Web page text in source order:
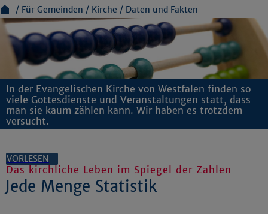
Für Gemeinden Kirche Daten und Fakten
In der Evangelischen Kirche von Westfalen finden so
viele Gottesdienste und Veranstaltungen statt, dass
man sie kaum zählen kann. Wir haben es trotzdem
versucht.
VORLESEN
Das kirchliche Leben im Spiegel der Zahlen
Jede Menge Statistik